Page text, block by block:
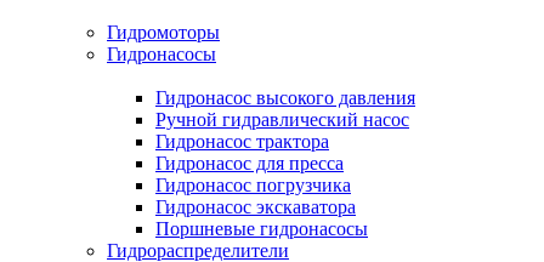
Гидромоторы
Гидронасосы
Гидронасос высокого давления
Ручной гидравлический насос
Гидронасос трактора
Гидронасос для пресса
Гидронасос погрузчика
Гидронасос экскаватора
Поршневые гидронасосы
Гидрораспределители